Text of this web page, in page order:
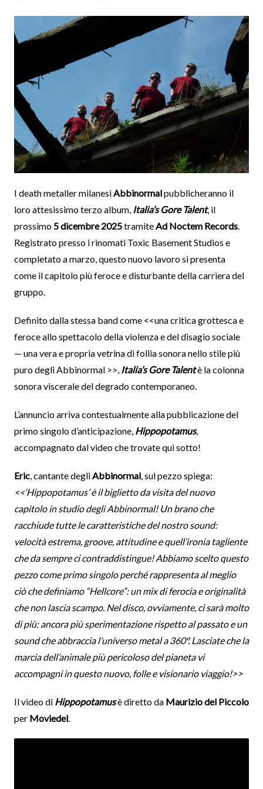
I death metaller milanesi Abbinormalpubblicheranno il
loro attesissimo terzo album, Italia’s Gore Talent, il
prossimo 5 dicembre 2025tramite Ad Noctem Records.
Registrato presso i rinomati Toxic Basement Studios e
completato a marzo, questo nuovo lavoro si presenta
come il capitolo più feroce e disturbante della carriera del
gruppo.
Definito dalla stessa band come <<una critica grottesca e
feroce allo spettacolo della violenza e del disagio sociale
— una vera e propria vetrina di follia sonora nello stile più
puro degli Abbinormal >>, Italia’s Gore Talentè la colonna
sonora viscerale del degrado contemporaneo.
L’annuncio arriva contestualmente alla pubblicazione del
primo singolo d’anticipazione, Hippopotamus,
accompagnato dal video che trovate qui sotto!
Eric, cantante degli Abbinormal, sul pezzo spiega:
<<‘Hippopotamus’ è il biglietto da visita del nuovo
capitolo in studio degli Abbinormal! Un brano che
racchiude tutte le caratteristiche del nostro sound:
velocità estrema, groove, attitudine e quell’ironia tagliente
che da sempre ci contraddistingue! Abbiamo scelto questo
pezzo come primo singolo perché rappresenta al meglio
ciò che definiamo “Hellcore”: un mix di ferocia e originalità
che non lascia scampo. Nel disco, ovviamente, ci sarà molto
di più: ancora più sperimentazione rispetto al passato e un
sound che abbraccia l’universo metal a 360°. Lasciate che la
marcia dell’animale più pericoloso del pianeta vi
accompagni in questo nuovo, folle e visionario viaggio!>>
Il video di Hippopotamusè diretto da Maurizio del Piccolo
per Moviedel.